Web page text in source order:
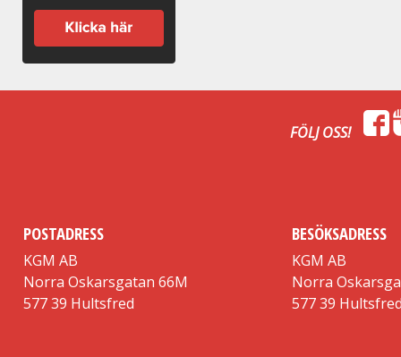
FÖLJ OSS!
POSTADRESS
KGM AB
Norra Oskarsgatan 66M
577 39 Hultsfred
BESÖKSADRESS
KGM AB
Norra
577 39